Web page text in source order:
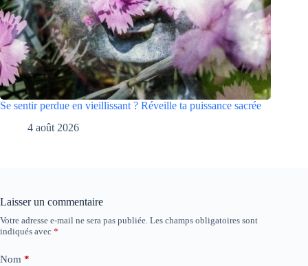
Se sentir perdue en vieillissant ? Réveille ta puissance sacrée
4 août 2026
Laisser un commentaire
Votre adresse e-mail ne sera pas publiée. Les champs obligatoires sont
indiqués avec *
Nom *